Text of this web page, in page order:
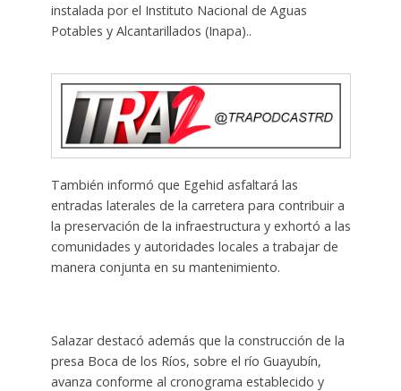
instalada por el Instituto Nacional de Aguas
Potables y Alcantarillados (Inapa)..
También informó que Egehid asfaltará las
entradas laterales de la carretera para contribuir a
la preservación de la infraestructura y exhortó a las
comunidades y autoridades locales a trabajar de
manera conjunta en su mantenimiento.
Salazar destacó además que la construcción de la
presa Boca de los Ríos, sobre el río Guayubín,
avanza conforme al cronograma establecido y